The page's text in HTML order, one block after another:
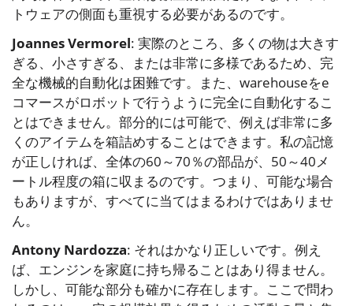
トウェアの側面も重視する必要があるのです。
Joannes Vermorel: 実際のところ、多くの物は大きす
ぎる、小さすぎる、または非常に多様であるため、完
全な機械的自動化は困難です。また、warehouseをe
コマースがロボットで行うように完全に自動化するこ
とはできません。部分的には可能で、例えば非常に多
くのアイテムを箱詰めすることはできます。私の記憶
が正しければ、全体の60～70％の部品が、50～40メ
ートル程度の箱に収まるのです。つまり、可能な場合
もありますが、すべてに当てはまるわけではありませ
ん。
Antony Nardozza: それはかなり正しいです。例え
ば、エンジンを家庭に持ち帰ることはあり得ません。
しかし、可能な部分も確かに存在します。ここで問わ